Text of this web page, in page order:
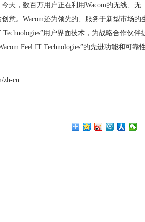
天，数百万用户正在利用Wacom的无线、无
意。Wacom还为领先的、服务于新型市场的
用户界面技术，为战略合作伙伴
Feel IT Technologies”的先进功能和可靠性
zh-cn